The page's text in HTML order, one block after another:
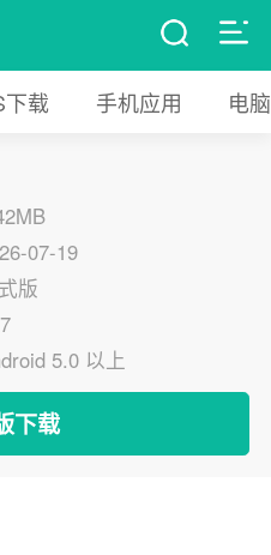
下载 手机应用 电
07-19
版
5.0 以上
下载